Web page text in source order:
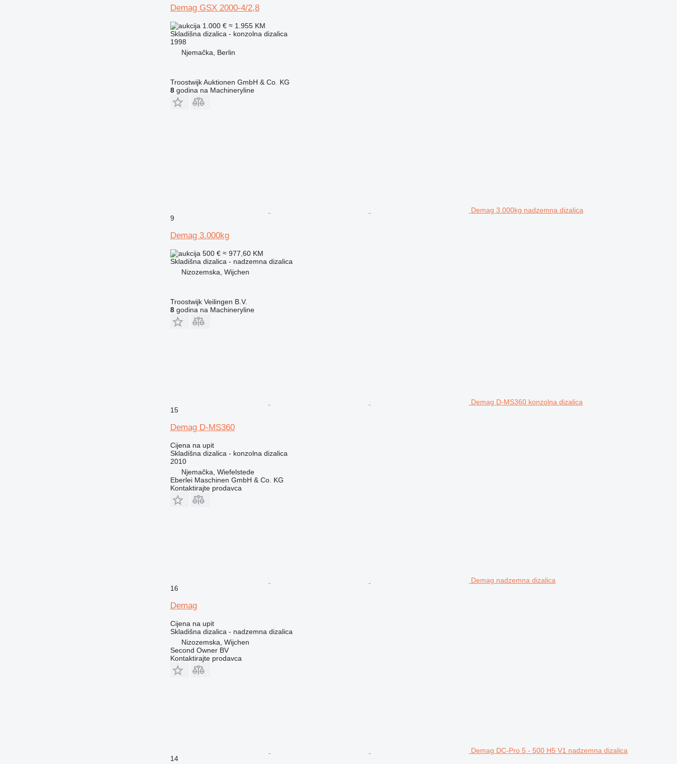
Demag GSX 2000-4/2,8
1.000 € ≈ 1.955 KM
Skladišna dizalica - konzolna dizalica
1998
Njemačka, Berlin
Troostwijk Auktionen GmbH & Co. KG
8godina na Machineryline
Demag 3.000kg nadzemna dizalica
9
Demag 3.000kg
500 € ≈ 977,60 KM
Skladišna dizalica - nadzemna dizalica
Nizozemska, Wijchen
Troostwijk Veilingen B.V.
8godina na Machineryline
Demag D-MS360 konzolna dizalica
15
Demag D-MS360
Cijena na upit
Skladišna dizalica - konzolna dizalica
2010
Njemačka, Wiefelstede
Eberlei Maschinen GmbH & Co. KG
Kontaktirajte prodavca
Demag nadzemna dizalica
16
Demag
Cijena na upit
Skladišna dizalica - nadzemna dizalica
Nizozemska, Wijchen
Second Owner BV
Kontaktirajte prodavca
Demag DC-Pro 5 - 500 H5 V1 nadzemna dizalica
14